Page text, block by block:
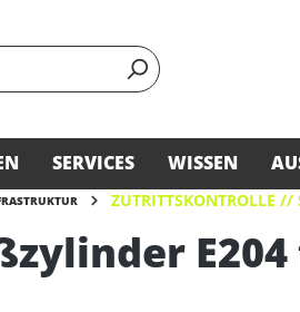
SERVICES WISSEN
ZUTRITTSKONTROLLE //